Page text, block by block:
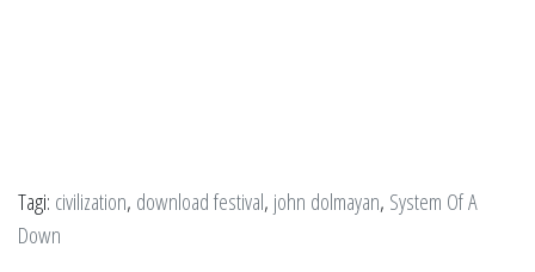
Tagi: civilization, download festival, john dolmayan, System Of A
Down